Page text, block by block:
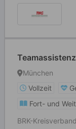
München
Vollzeit
Fort- und
BRK-